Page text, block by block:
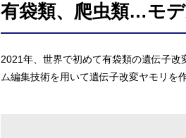
有袋類、爬虫類…モ
2021年、世界で初めて有袋類の遺伝子
ム編集技術を用いて遺伝子改変ヤモリを